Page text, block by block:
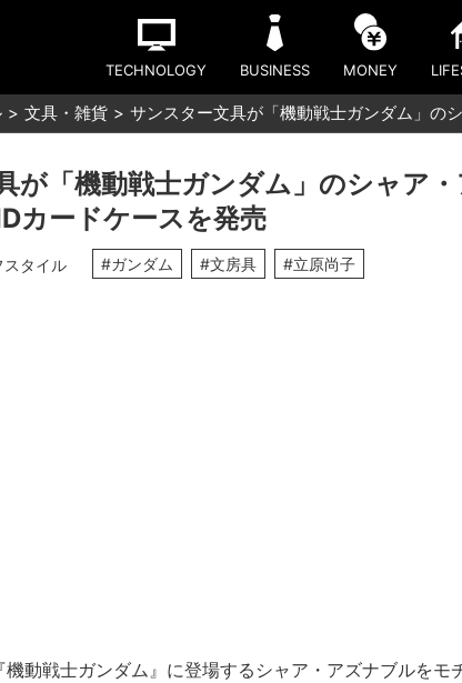
TECHNOLOGY BUSINESS MONEY
文具・雑貨 サンスター文具が「機動戦士ガンダム」の
が「機動戦士ガンダム」のシャア
カードケースを発売
スタイル #ガンダム #文房具 #立原尚子
動戦士ガンダム』に登場するシャア・アズナブルをモ